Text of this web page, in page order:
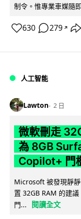
制令。惟專業車媒隨
630 279 ↗
人工智能
Lawton 2 日
微軟刪走
為 8GB
Copilot+ 門
Microsoft 被發現靜
置 32GB RAM 的建
門...
閱讀全文